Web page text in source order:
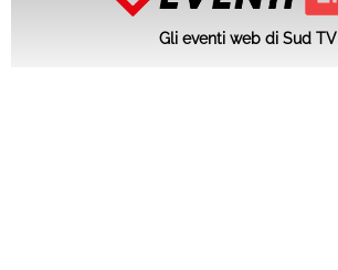
Gli eventi web di Sud TV